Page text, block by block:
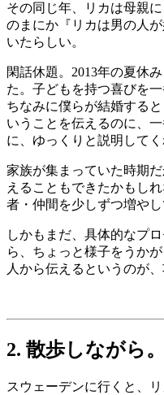
その同じ年、リカは母親
のまにか『リカは男の人
いたらしい。
閑話休題。2013年の夏休
た。子どもを持つ喜びを
ちなみに僕らが結婚する
いうことを伝えるのに、
に、ゆっくりと説明して
家族が集まっていた時期
えることもできたかもし
者・仲間を少しずつ増や
しかもまだ、具体的なプ
ら、ちょっと様子をうか
人から伝えるというのが
2. 散歩しながら。
スウェーデンに行くと、